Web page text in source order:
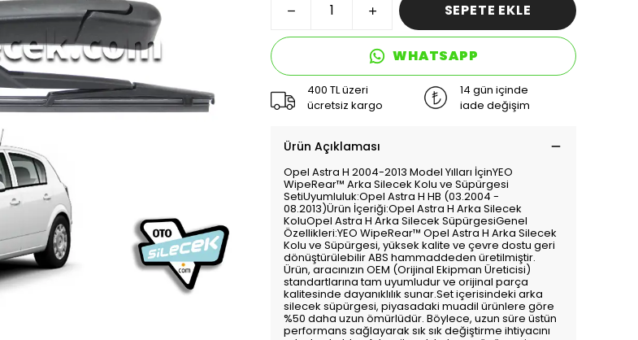
SEPETE EKLE
WHATSAPP
400 TL üzeri
ücretsiz kargo
14 gün içinde
iade değişim
Ürün Açıklaması
Opel Astra H 2004-2013 Model Yılları İçinYEO
WipeRear™ Arka Silecek Kolu ve Süpürgesi
SetiUyumluluk:Opel Astra H HB (03.2004 -
08.2013)Ürün İçeriği:Opel Astra H Arka Silecek
KoluOpel Astra H Arka Silecek SüpürgesiGenel
Özellikleri:YEO WipeRear™ Opel Astra H Arka Silecek
Kolu ve Süpürgesi, yüksek kalite ve çevre dostu geri
dönüştürülebilir ABS hammaddeden üretilmiştir.
Ürün, aracınızın OEM (Orijinal Ekipman Üreticisi)
standartlarına tam uyumludur ve orijinal parça
kalitesinde dayanıklılık sunar.Set içerisindeki arka
silecek süpürgesi, piyasadaki muadil ürünlere göre
%50 daha uzun ömürlüdür. Böylece, uzun süre üstün
performans sağlayarak sık sık değiştirme ihtiyacını